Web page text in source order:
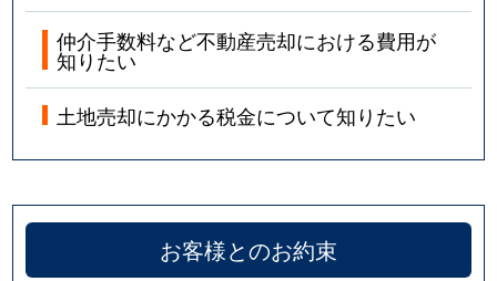
仲介手数料など不動産売却における費用が
知りたい
土地売却にかかる税金について知りたい
お客様とのお約束